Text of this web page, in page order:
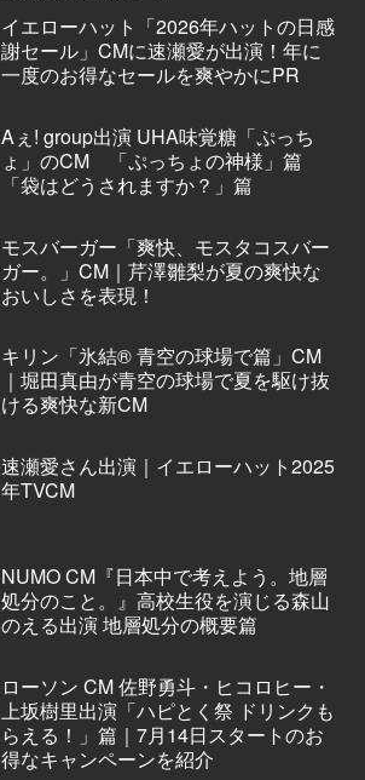
イエローハット「2026年ハットの日感
謝セール」CMに速瀬愛が出演！年に
一度のお得なセールを爽やかにPR
Aぇ! group出演 UHA味覚糖「ぷっち
ょ」のCM 「ぷっちょの神様」篇
「袋はどうされますか？」篇
モスバーガー「爽快、モスタコスバー
ガー。」CM｜芹澤雛梨が夏の爽快な
おいしさを表現！
キリン「氷結® 青空の球場で篇」CM
｜堀田真由が青空の球場で夏を駆け抜
ける爽快な新CM
速瀬愛さん出演｜イエローハット2025
年TVCM
NUMO CM『日本中で考えよう。地層
処分のこと。』高校生役を演じる森山
のえる出演 地層処分の概要篇
ローソン CM 佐野勇斗・ヒコロヒー・
上坂樹里出演「ハピとく祭 ドリンクも
らえる！」篇｜7月14日スタートのお
得なキャンペーンを紹介